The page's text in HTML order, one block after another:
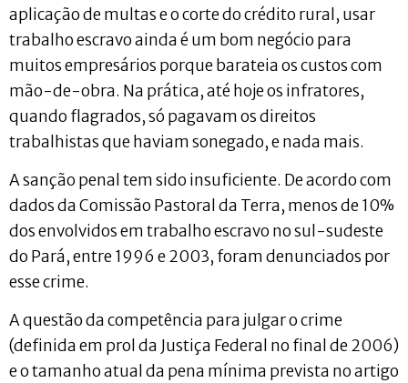
aplicação de multas e o corte do crédito rural, usar
trabalho escravo ainda é um bom negócio para
muitos empresários porque barateia os custos com
mão-de-obra. Na prática, até hoje os infratores,
quando flagrados, só pagavam os direitos
trabalhistas que haviam sonegado, e nada mais.
A sanção penal tem sido insuficiente. De acordo com
dados da Comissão Pastoral da Terra, menos de 10%
dos envolvidos em trabalho escravo no sul-sudeste
do Pará, entre 1996 e 2003, foram denunciados por
esse crime.
A questão da competência para julgar o crime
(definida em prol da Justiça Federal no final de 2006)
e o tamanho atual da pena mínima prevista no artigo